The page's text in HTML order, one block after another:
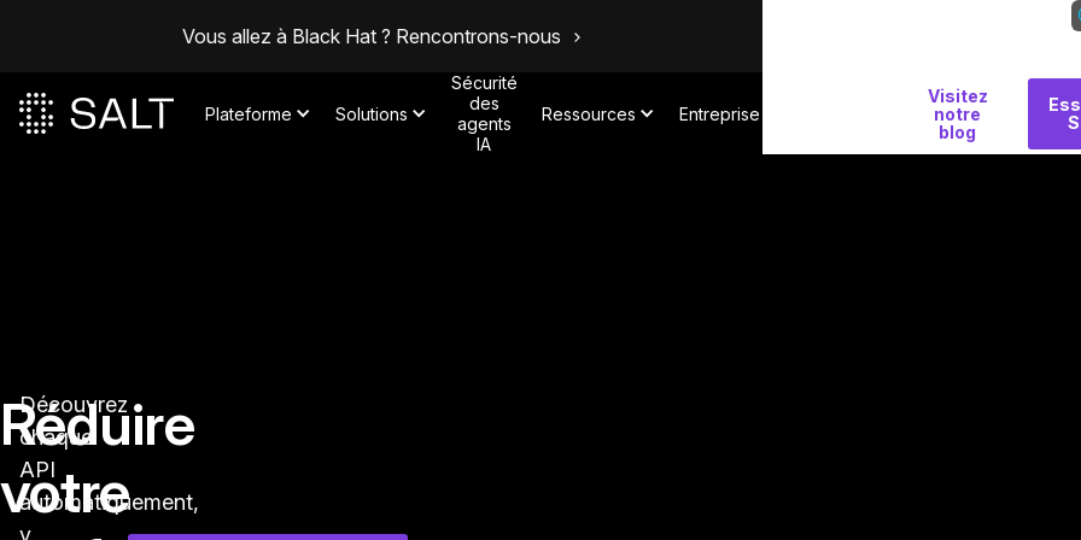
Vous allez à Black Hat ? Rencontrons-nous
Plateforme Solutions
Sécurité
des
agents
IA
Ressources Entreprise
Visitez
notre
blog
Réduire
votre
Découvrez
chaque
API
automatiquement,
y